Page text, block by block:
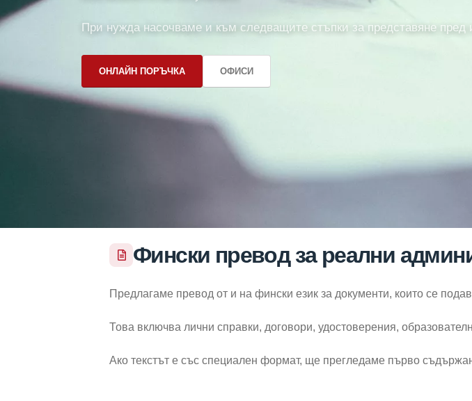
При нужда насочваме и към следващите стъпки за представяне пред
ОНЛАЙН ПОРЪЧКА ОФИСИ
Фински превод за реални
Предлагаме превод от и на фински език за документи, които се
Това включва лични справки, договори, удостоверения,
Ако текстът е със специален формат, ще прегледаме първо